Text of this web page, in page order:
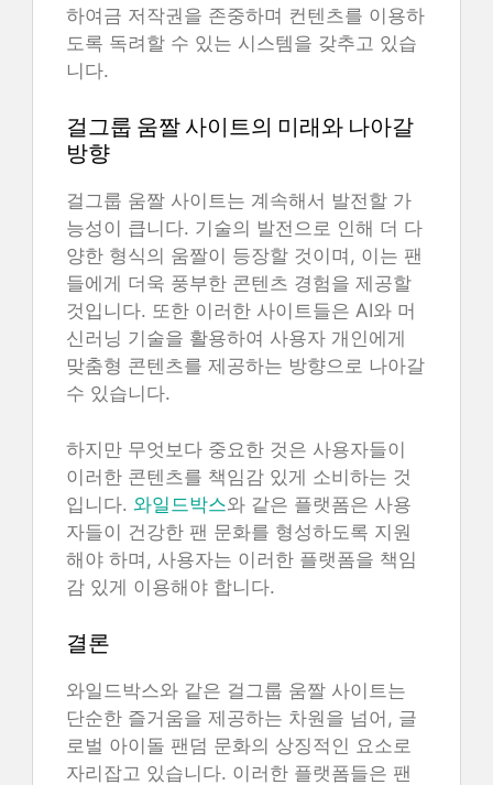
하여금 저작권을 존중하며 컨텐츠를 이용하
도록 독려할 수 있는 시스템을 갖추고 있습
니다.
걸그룹 움짤 사이트의 미래와 나아갈
방향
걸그룹 움짤 사이트는 계속해서 발전할 가
능성이 큽니다. 기술의 발전으로 인해 더 다
양한 형식의 움짤이 등장할 것이며, 이는 팬
들에게 더욱 풍부한 콘텐츠 경험을 제공할
것입니다. 또한 이러한 사이트들은 AI와 머
신러닝 기술을 활용하여 사용자 개인에게
맞춤형 콘텐츠를 제공하는 방향으로 나아갈
수 있습니다.
하지만 무엇보다 중요한 것은 사용자들이
이러한 콘텐츠를 책임감 있게 소비하는 것
입니다. 와일드박스와 같은 플랫폼은 사용
자들이 건강한 팬 문화를 형성하도록 지원
해야 하며, 사용자는 이러한 플랫폼을 책임
감 있게 이용해야 합니다.
결론
와일드박스와 같은 걸그룹 움짤 사이트는
단순한 즐거움을 제공하는 차원을 넘어, 글
로벌 아이돌 팬덤 문화의 상징적인 요소로
자리잡고 있습니다. 이러한 플랫폼들은 팬